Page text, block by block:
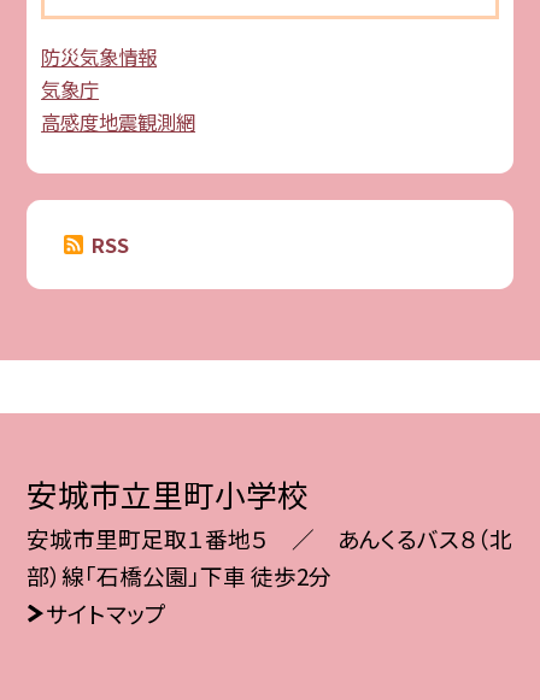
防災気象情報
気象庁
高感度地震観測網
RSS
安城市立里町小学校
安城市里町足取１番地５ ／ あんくるバス８（北
部）線「石橋公園」下車 徒歩2分
サイトマップ